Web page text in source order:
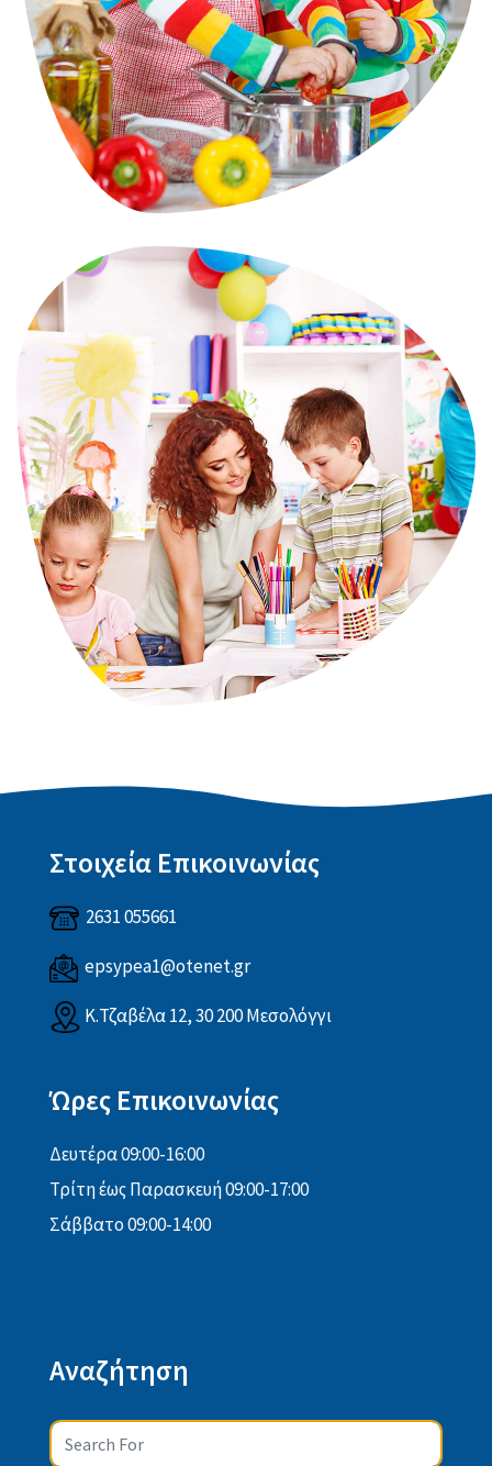
Στοιχεία Επικοινωνίας
2631 055661
epsypea1@otenet.gr
Κ.Τζαβέλα 12, 30 200 Μεσολόγγι
Ώρες Επικοινωνίας
Δευτέρα 09:00-16:00
Τρίτη έως Παρασκευή 09:00-17:00
Σάββατο 09:00-14:00
Αναζήτηση
Search